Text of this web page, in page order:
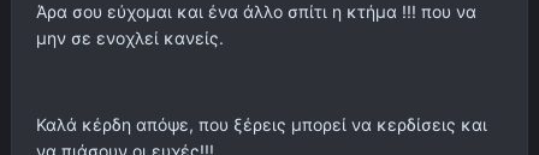
Άρα σου εύχομαι και ένα άλλο σπίτι η κτήμα !!! που να
μην σε ενοχλεί κανείς.
Καλά κέρδη απόψε, που ξέρεις μπορεί να κερδίσεις και